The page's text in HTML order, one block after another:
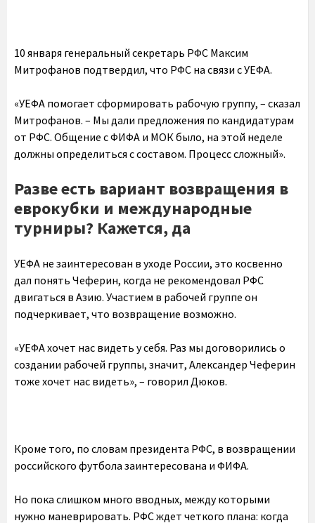
10 января генеральный секретарь РФС Максим
Митрофанов подтвердил, что РФС на связи с УЕФА.
«УЕФА помогает сформировать рабочую группу, – сказал
Митрофанов. – Мы дали предложения по кандидатурам
от РФС. Общение с ФИФА и МОК было, на этой неделе
должны определиться с составом. Процесс сложный».
Разве есть вариант возвращения в
еврокубки и международные
турниры? Кажется, да
УЕФА не заинтересован в уходе России, это косвенно
дал понять Чеферин, когда не рекомендовал РФС
двигаться в Азию. Участием в рабочей группе он
подчеркивает, что возвращение возможно.
«УЕФА хочет нас видеть у себя. Раз мы договорились о
создании рабочей группы, значит, Александер Чеферин
тоже хочет нас видеть», – говорил Дюков.
Кроме того, по словам президента РФС, в возвращении
российского футбола заинтересована и ФИФА.
Но пока слишком много вводных, между которыми
нужно маневрировать. РФС ждет четкого плана: когда